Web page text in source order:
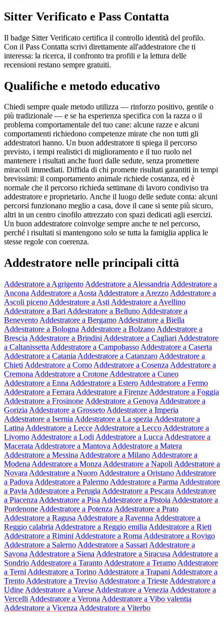
Sitter Verificato e Pass Contatta
Il badge Sitter Verificato certifica il controllo identità del profilo.
Con il Pass Contatta scrivi direttamente all'addestratore che ti
interessa: la ricerca, il confronto tra profili e la lettura delle
recensioni restano sempre gratuiti.
Qualifiche e metodo educativo
Chiedi sempre quale metodo utilizza — rinforzo positivo, gentile o
più tradizionale — e se ha esperienza specifica con la razza o il
problema comportamentale del tuo cane: alcune razze e alcuni
comportamenti richiedono competenze mirate che non tutti gli
addestratori hanno. Un buon addestratore ti spiega il percorso
previsto, i tempi realistici di miglioramento e il tuo ruolo nel
mantenere i risultati anche fuori dalle sedute, senza promettere
miracoli immediati. Diffida di chi promette risultati garantiti in tempi
brevissimi: il comportamento animale richiede costanza, ed è
normale che il percorso richieda settimane di lavoro condiviso tra
addestratore e proprietario. Anche il luogo delle sedute conta: alcuni
percorsi funzionano meglio a casa, dove il cane si sente più sicuro,
altri in un centro cinofilo attrezzato con spazi dedicati agli esercizi.
Un buon addestratore coinvolge sempre anche te nel percorso,
perché i risultati si mantengono solo se tutta la famiglia applica le
stesse regole con coerenza.
Addestratore nelle principali città
Addestratore a Agrigento Addestratore a Alessandria Addestratore a
Ancona Addestratore a Aosta Addestratore a Arezzo Addestratore a
Ascoli piceno Addestratore a Asti Addestratore a Avellino
Addestratore a Bari Addestratore a Belluno Addestratore a
Benevento Addestratore a Bergamo Addestratore a Biella
Addestratore a Bologna Addestratore a Bolzano Addestratore a
Brescia Addestratore a Brindisi Addestratore a Cagliari Addestratore
a Caltanissetta Addestratore a Campobasso Addestratore a Caserta
Addestratore a Catania Addestratore a Catanzaro Addestratore a
Chieti Addestratore a Como Addestratore a Cosenza Addestratore a
Cremona Addestratore a Crotone Addestratore a Cuneo
Addestratore a Enna Addestratore a Estero Addestratore a Fermo
Addestratore a Ferrara Addestratore a Firenze Addestratore a Foggia
Addestratore a Frosinone Addestratore a Genova Addestratore a
Gorizia Addestratore a Grosseto Addestratore a Imperia
Addestratore a Isernia Addestratore a La spezia Addestratore a
Latina Addestratore a Lecce Addestratore a Lecco Addestratore a
Livorno Addestratore a Lodi Addestratore a Lucca Addestratore a
Macerata Addestratore a Mantova Addestratore a Matera
Addestratore a Messina Addestratore a Milano Addestratore a
Modena Addestratore a Monza Addestratore a Napoli Addestratore a
Novara Addestratore a Nuoro Addestratore a Oristano Addestratore
a Padova Addestratore a Palermo Addestratore a Parma Addestratore
a Pavia Addestratore a Perugia Addestratore a Pescara Addestratore
a Piacenza Addestratore a Pisa Addestratore a Pistoia Addestratore a
Pordenone Addestratore a Potenza Addestratore a Prato
Addestratore a Ragusa Addestratore a Ravenna Addestratore a
Reggio calabria Addestratore a Reggio emilia Addestratore a Rieti
Addestratore a Rimini Addestratore a Roma Addestratore a Rovigo
Addestratore a Salerno Addestratore a Sassari Addestratore a
Savona Addestratore a Siena Addestratore a Siracusa Addestratore a
Sondrio Addestratore a Taranto Addestratore a Teramo Addestratore
a Terni Addestratore a Torino Addestratore a Trapani Addestratore a
Trento Addestratore a Treviso Addestratore a Trieste Addestratore a
Udine Addestratore a Varese Addestratore a Venezia Addestratore a
Vercelli Addestratore a Verona Addestratore a Vibo valentia
Addestratore a Vicenza Addestratore a Viterbo